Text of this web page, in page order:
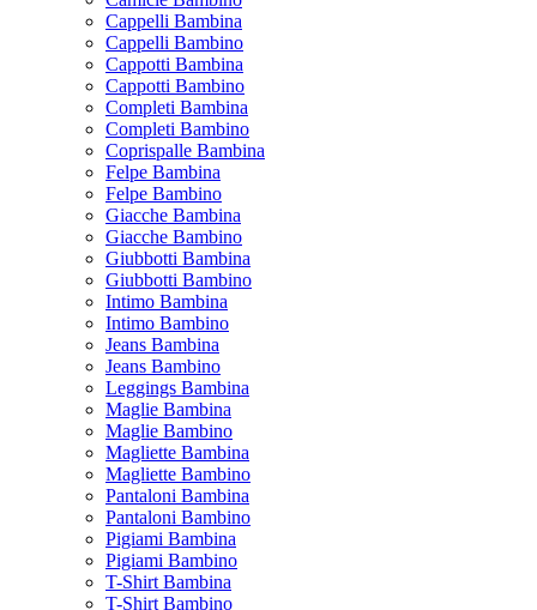
Cappelli Bambina
Cappelli Bambino
Cappotti Bambina
Cappotti Bambino
Completi Bambina
Completi Bambino
Coprispalle Bambina
Felpe Bambina
Felpe Bambino
Giacche Bambina
Giacche Bambino
Giubbotti Bambina
Giubbotti Bambino
Intimo Bambina
Intimo Bambino
Jeans Bambina
Jeans Bambino
Leggings Bambina
Maglie Bambina
Maglie Bambino
Magliette Bambina
Magliette Bambino
Pantaloni Bambina
Pantaloni Bambino
Pigiami Bambina
Pigiami Bambino
T-Shirt Bambina
T-Shirt Bambino